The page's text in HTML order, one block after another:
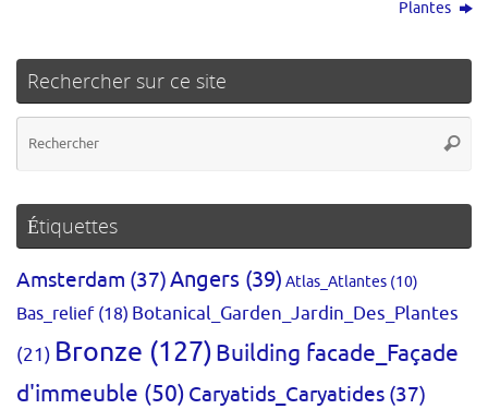
Plantes
Rechercher sur ce site
Étiquettes
Amsterdam (37)Angers (39) Atlas_Atlantes (10)
Bas_relief(18) Botanical_Garden_Jardin_Des_Plantes
(21) Bronze (127)Building facade_Façade
d'immeuble (50) Caryatids_Caryatides (37)